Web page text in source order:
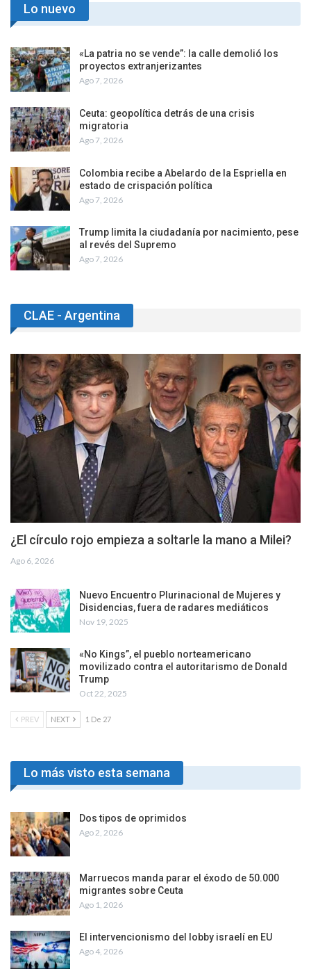
Lo nuevo
«La patria no se vende”: la calle demolió los
proyectos extranjerizantes
Ago 7, 2026
Ceuta: geopolítica detrás de una crisis
migratoria
Ago 7, 2026
Colombia recibe a Abelardo de la Espriella en
estado de crispación política
Ago 7, 2026
Trump limita la ciudadanía por nacimiento, pese
al revés del Supremo
Ago 7, 2026
CLAE - Argentina
¿El círculo rojo empieza a soltarle la mano a Milei?
Ago 6, 2026
Nuevo Encuentro Plurinacional de Mujeres y
Disidencias, fuera de radares mediáticos
Nov 19, 2025
«No Kings”, el pueblo norteamericano
movilizado contra el autoritarismo de Donald
Trump
Oct 22, 2025
PREV NEXT 1 De 27
Lo más visto esta semana
Dos tipos de oprimidos
Ago 2, 2026
Marruecos manda parar el éxodo de 50.000
migrantes sobre Ceuta
Ago 1, 2026
El intervencionismo del lobby israelí en EU
Ago 4, 2026